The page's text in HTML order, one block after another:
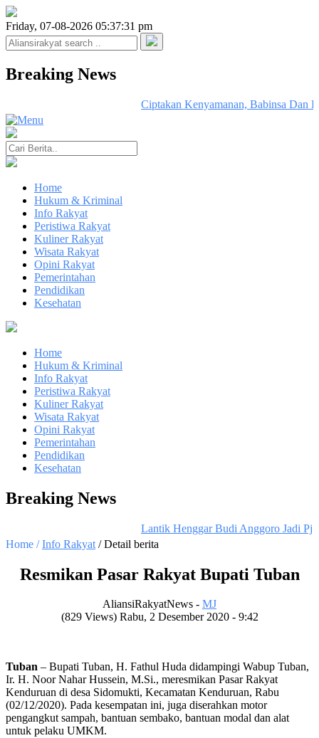
Friday, 07-08-2026 05:37:31 pm
Breaking News
Ciptakan Kenyamanan, Babinsa Dan
Home
Hukum & Kriminal
Info Rakyat
Peristiwa Rakyat
Kuliner Rakyat
Wisata Rakyat
Opini Rakyat
Pemerintahan
Pendidikan
Kesehatan
Home
Hukum & Kriminal
Info Rakyat
Peristiwa Rakyat
Kuliner Rakyat
Wisata Rakyat
Opini Rakyat
Pemerintahan
Pendidikan
Kesehatan
Breaking News
Lantik Henggar Budi Anggoro Jadi Pj
Home /Info Rakyat / Detail berita
Resmikan Pasar Rakyat Bupati Tuban
AliansiRakyatNews - MJ
(829 Views) Rabu, 2 Desember 2020 - 9:42
Tuban – Bupati Tuban, H. Fathul Huda didampingi Wabup Tuban,
Ir. H. Noor Nahar Hussein, M.Si., meresmikan Pasar Rakyat
Kenduruan di desa Sidomukti, Kecamatan Kenduruan, Rabu
(02/12/2020). Pada kesempatan ini, juga diserahkan motor
pengangkut sampah, bantuan sembako, bantuan modal dan alat
untuk pelaku UMKM.